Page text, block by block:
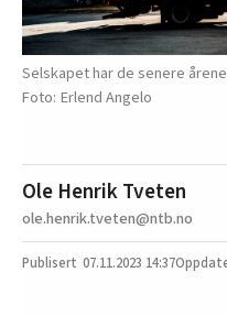
Selskapet har de senere
Erlend Angelo
Ole Henrik Tveten
ole.henrik.tveten@ntb.no
07.11.2023 14:37